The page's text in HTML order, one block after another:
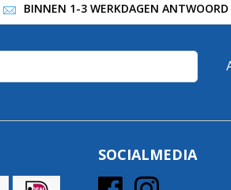
BINNEN 1-3 WERKDAGEN ANTWOORD
SOCIALMEDIA